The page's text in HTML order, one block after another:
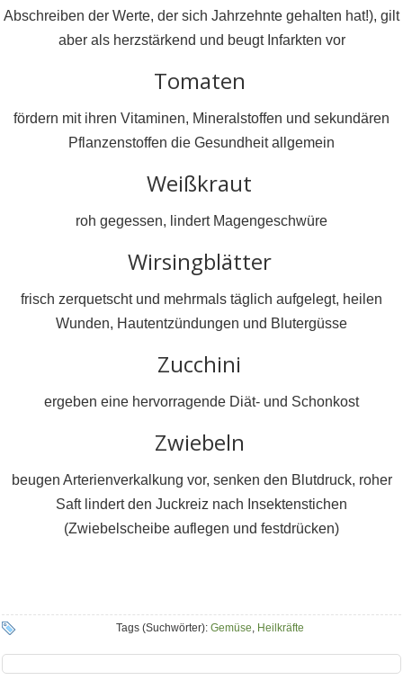
Abschreiben der Werte, der sich Jahrzehnte gehalten hat!), gilt
aber als herzstärkend und beugt Infarkten vor
Tomaten
fördern mit ihren Vitaminen, Mineralstoffen und sekundären
Pflanzenstoffen die Gesundheit allgemein
Weißkraut
roh gegessen, lindert Magengeschwüre
Wirsingblätter
frisch zerquetscht und mehrmals täglich aufgelegt, heilen
Wunden, Hautentzündungen und Blutergüsse
Zucchini
ergeben eine hervorragende Diät- und Schonkost
Zwiebeln
beugen Arterienverkalkung vor, senken den Blutdruck, roher
Saft lindert den Juckreiz nach Insektenstichen
(Zwiebelscheibe auflegen und festdrücken)
Tags (Suchwörter): Gemüse Heilkräfte